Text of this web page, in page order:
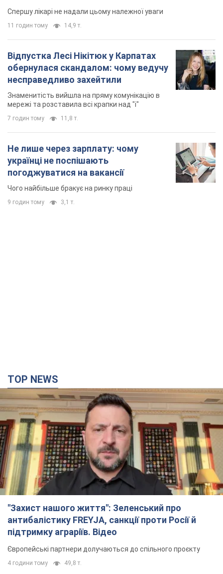
Спершу лікарі не надали цьому належної уваги
11 годин тому 14,9 т.
Відпустка Лесі Нікітюк у Карпатах
обернулася скандалом: чому ведучу
несправедливо захейтили
Знаменитість вийшла на пряму комунікацію в
мережі та розставила всі крапки над "і"
7 годин тому 11,8 т.
Не лише через зарплату: чому
українці не поспішають
погоджуватися на вакансії
Чого найбільше бракує на ринку праці
9 годин тому 3,1 т.
TOP NEWS
"Захист нашого життя": Зеленський про
антибалістику FREYJA, санкції проти Росії й
підтримку аграріїв. Відео
Європейські партнери долучаються до спільного проєкту
4 години тому 49,8 т.